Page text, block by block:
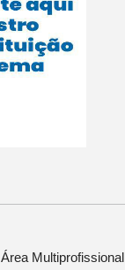
Área Multiprofissional